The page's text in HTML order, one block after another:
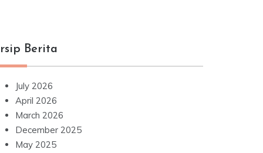
Berita
July 2026
April 2026
March 2026
December 2025
May 2025